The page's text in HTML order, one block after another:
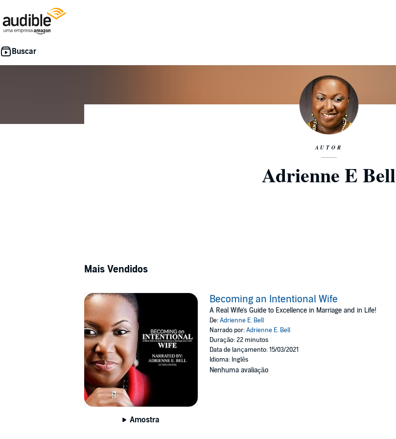
AUTOR
Adrienne E Bell
Mais Vendidos
Amostra
Becoming an Intentional Wife
A Real Wife's Guide to Excellence in Marriage and in Life!
De:Adrienne E. Bell
Narrado por:Adrienne E. Bell
Duração: 22 minutos
Data de lançamento: 15/03/2021
Idioma: Inglês
Nenhuma avaliação